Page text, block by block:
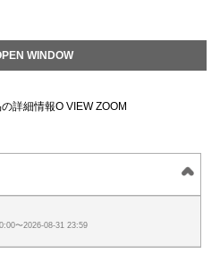
WINDOW
詳細情報O VIEW ZOOM
〜2026-08-31 23:59